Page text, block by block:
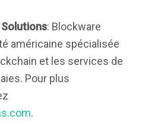
: Blockware
américaine spécialisée
et les services de
Pour plus
.